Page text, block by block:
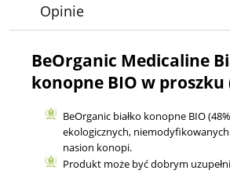
Opinie
BeOrganic Medicaline
konopne BIO w proszku
BeOrganic białko konopne BIO
ekologicznych,
nasion konopi.
Produkt może być dobrym